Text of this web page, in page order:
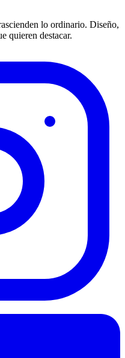
lo ordinario. Diseño,
quieren destacar.